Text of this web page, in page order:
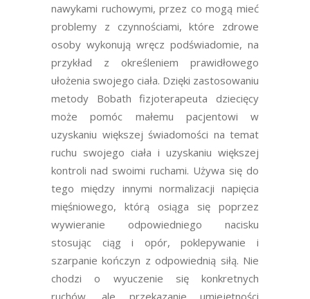
nawykami ruchowymi, przez co mogą mieć
problemy z czynnościami, które zdrowe
osoby wykonują wręcz podświadomie, na
przykład z określeniem prawidłowego
ułożenia swojego ciała. Dzięki zastosowaniu
metody Bobathfizjoterapeuta dziecięcy
może pomóc małemu pacjentowi w
uzyskaniu większej świadomości na temat
ruchu swojego ciała i uzyskaniu większej
kontroli nad swoimi ruchami. Używa się do
tego między innymi normalizacji napięcia
mięśniowego, którą osiąga się poprzez
wywieranie odpowiedniego nacisku
stosując ciąg i opór, poklepywanie i
szarpanie kończyn z odpowiednią siłą. Nie
chodzi o wyuczenie się konkretnych
ruchów, ale przekazanie umiejętności